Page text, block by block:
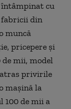
cu
fabricii din
muncă
pricepere şi
mii, model
privirile
maşină la
100 de mii a